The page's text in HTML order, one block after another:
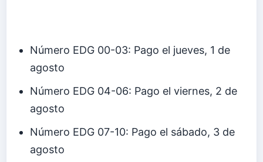
Número EDG 00-03: Pago el jueves, 1 de
agosto
Número EDG 04-06: Pago el viernes, 2 de
agosto
Número EDG 07-10: Pago el sábado, 3 de
agosto